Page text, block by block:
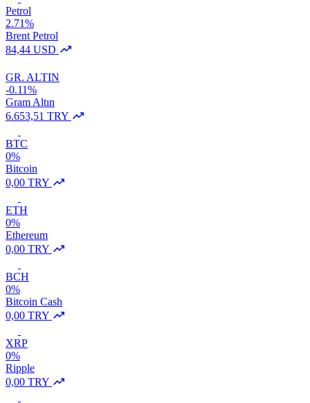
Petrol
2.71%
Brent Petrol
84,44 USD
GR. ALTIN
-0.11%
Gram Altın
6.653,51 TRY
BTC
0%
Bitcoin
0,00 TRY
ETH
0%
Ethereum
0,00 TRY
BCH
0%
Bitcoin Cash
0,00 TRY
XRP
0%
Ripple
0,00 TRY